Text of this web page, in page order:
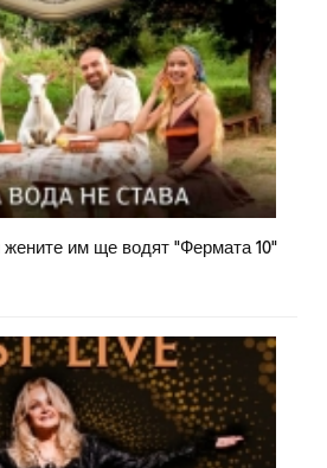
им ще водят "Фермата 10"